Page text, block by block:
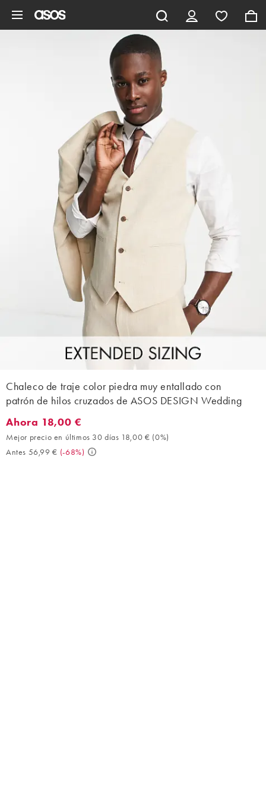
Chaleco de traje color piedra muy entallado con
patrón de hilos cruzados de ASOS DESIGN Wedding
Ahora 18,00 €. Mejor precio en últimos 30 días 18,00 € (0%).
Ahora 18,00 €
Mejor precio en últimos 30 días 18,00 € (0%)
Antes 56,99 € (-68%)